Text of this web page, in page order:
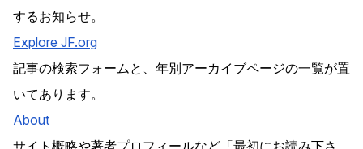
するお知らせ。
Explore JF.org
記事の検索フォームと、年別アーカイブページの一覧が置
いてあります。
About